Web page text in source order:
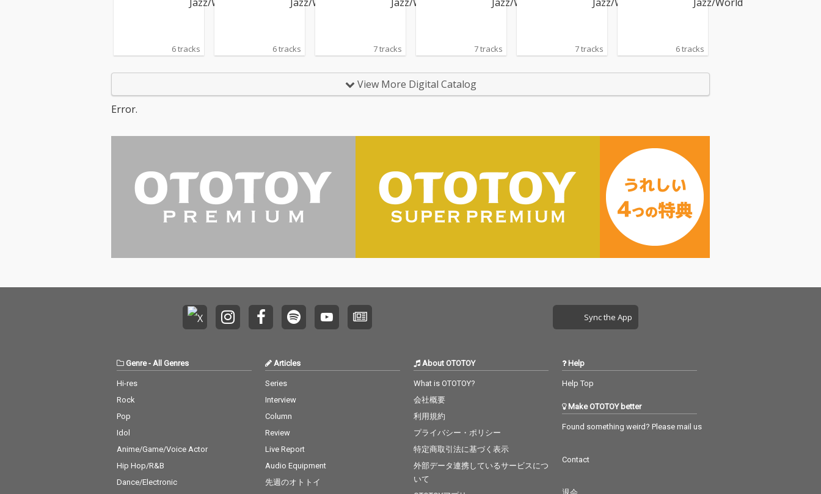
6 tracks 6 tracks 7 tracks 7 tracks 7 tracks 6 tracks
View More Digital Catalog
Error.
Sync the App
Genre- All Genres
Hi-res
Rock
Pop
Idol
Anime/Game/Voice Actor
Hip Hop/R&B
Dance/Electronic
Articles
Series
Interview
Column
Review
Live Report
Audio Equipment
先週のオトトイ
About OTOTOY
What is OTOTOY?
会社概要
利用規約
プライバシー・ポリシー
特定商取引法に基づく表示
外部データ連携しているサービスにつ
いて
Help
Help Top
Make OTOTOY better
Found something weird? Please mail us
Contact